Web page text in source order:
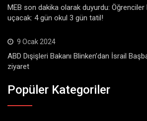
MEB son dakika olarak duyurdu:
uçacak: 4 gün okul 3 gün tatil!
9 Ocak 2024
ABD Dışişleri Bakanı Blinken’dan İsrail
ziyaret
Popüler Kategoriler